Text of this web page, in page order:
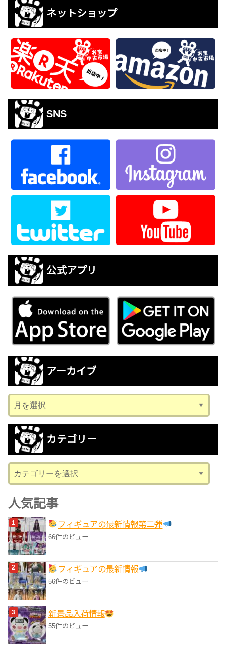
ネットショップ
SNS
公式アプリ
アーカイブ
ー
カ
ブ
カテゴリー
テ
ゴ
リ
ー
人気記事
フィギュアの最新情報第二弾
66件のビュー
フィギュアの最新情報
56件のビュー
‎新景品入荷情報
55件のビュー